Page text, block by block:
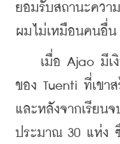
ยอมรับสถานะควา
ผมไม่เหมือนคนอื่น
เมื่อ Ajao มีเงิน
ของ Tuenti ที่เขา
และหลังจากเรียน
ประมาณ 30 แห่ง